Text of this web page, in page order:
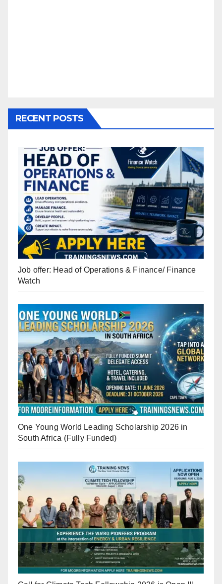
RECENT POSTS
Job offer: Head of Operations & Finance/ Finance
Watch
One Young World Leading Scholarship 2026 in
South Africa (Fully Funded)